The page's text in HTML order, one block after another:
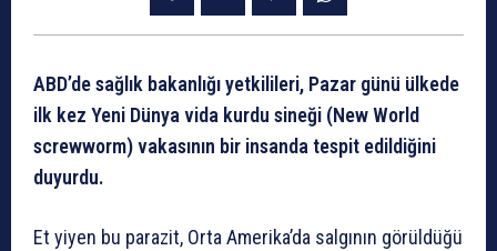
ABD’de sağlık bakanlığı yetkilileri, Pazar günü ülkede
ilk kez Yeni Dünya vida kurdu sineği (New World
screwworm) vakasının bir insanda tespit edildiğini
duyurdu.
Et yiyen bu parazit, Orta Amerika’da salgının görüldüğü